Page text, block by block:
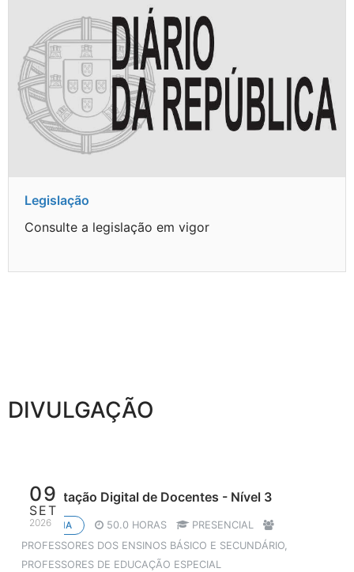
Legislação
Consulte a legislação em vigor
DIVULGAÇÃO
09
SET
2026
Capacitação Digital de Docentes - Nível 3
OFICINA 50.0 HORAS
PRESENCIAL
PROFESSORES DOS ENSINOS BÁSICO E SECUNDÁRIO,
PROFESSORES DE EDUCAÇÃO ESPECIAL